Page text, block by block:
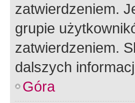
zatwierdzeniem.
grupie
zatwierdzeniem.
dalszych
Góra